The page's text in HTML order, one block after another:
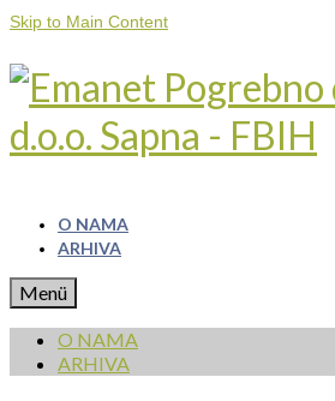
Skip to Main Content
O NAMA
ARHIVA
Menü
O NAMA
ARHIVA